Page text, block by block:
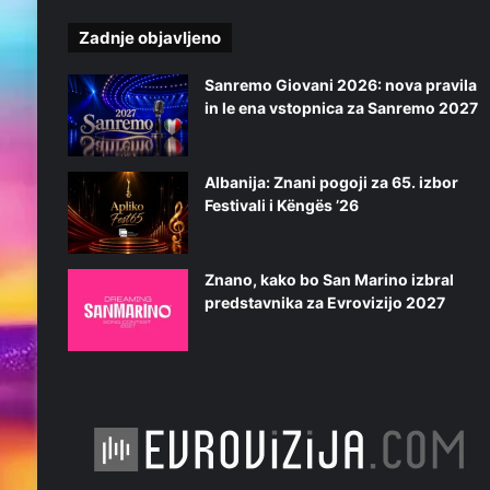
a
Zadnje objavljeno
Sanremo Giovani 2026: nova pravila
in le ena vstopnica za Sanremo 2027
Albanija: Znani pogoji za 65. izbor
Festivali i Këngës ’26
Znano, kako bo San Marino izbral
predstavnika za Evrovizijo 2027